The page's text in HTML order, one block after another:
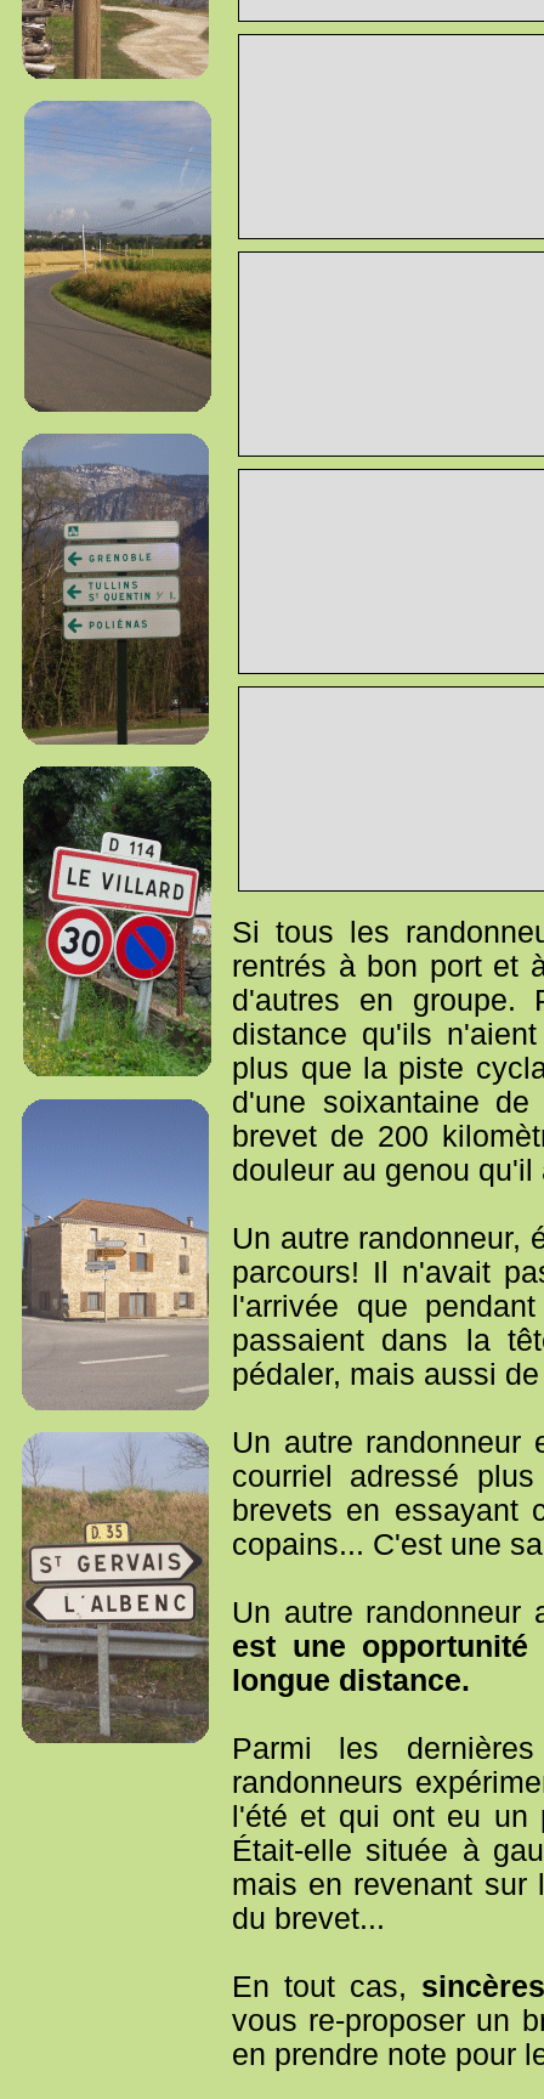
Si tous les
rentrés à bon port et
d'autres en groupe.
distance qu'ils
plus que la piste
d'une soixantaine
brevet de 200
douleur au genou qu'il
Un autre randonneur,
parcours! Il n'avait
l'arrivée que
passaient dans la
pédaler, mais aussi
Un autre randonneur
courriel adressé
brevets en essayant
copains... C'est une
Un autre
est une
longue distance.
Parmi les
randonneurs
l'été et qui ont eu un
Était-elle située à
mais en revenant sur
du brevet...
En tout cas,
vous re-proposer un
en prendre note pour